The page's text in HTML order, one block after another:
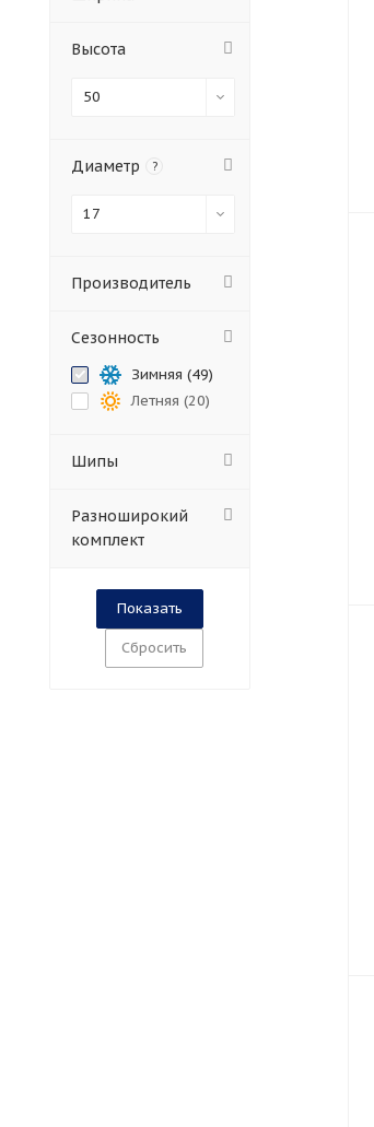
Высота
50
Диаметр ?
17
Производитель
Сезонность
Зимняя (49)
Летняя (20)
Шипы
Разноширокий
комплект
Сбросить